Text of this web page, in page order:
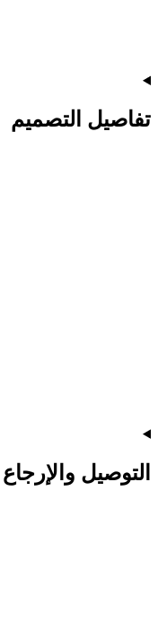
تفاصيل التصميم
التوصيل